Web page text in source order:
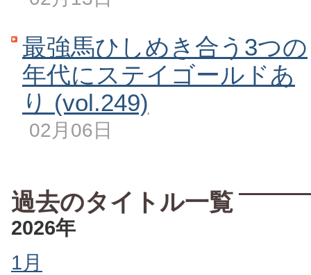
最強馬ひしめき合う3つの
年代にステイゴールドあ
り (vol.249)
02月06日
過去のタイトル一覧
2026年
1月